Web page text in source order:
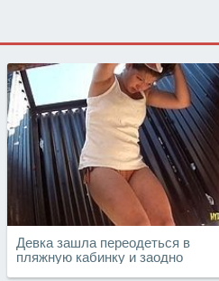
Девка зашла переодеться в
пляжную кабинку и заодно
сменить тампон